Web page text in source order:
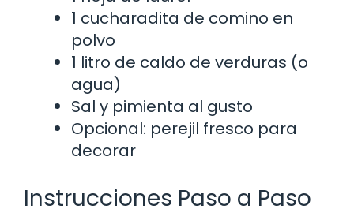
1 cucharadita de comino en
polvo
1 litro de caldo de verduras (o
agua)
Sal y pimienta al gusto
Opcional: perejil fresco para
decorar
Instrucciones Paso a Paso